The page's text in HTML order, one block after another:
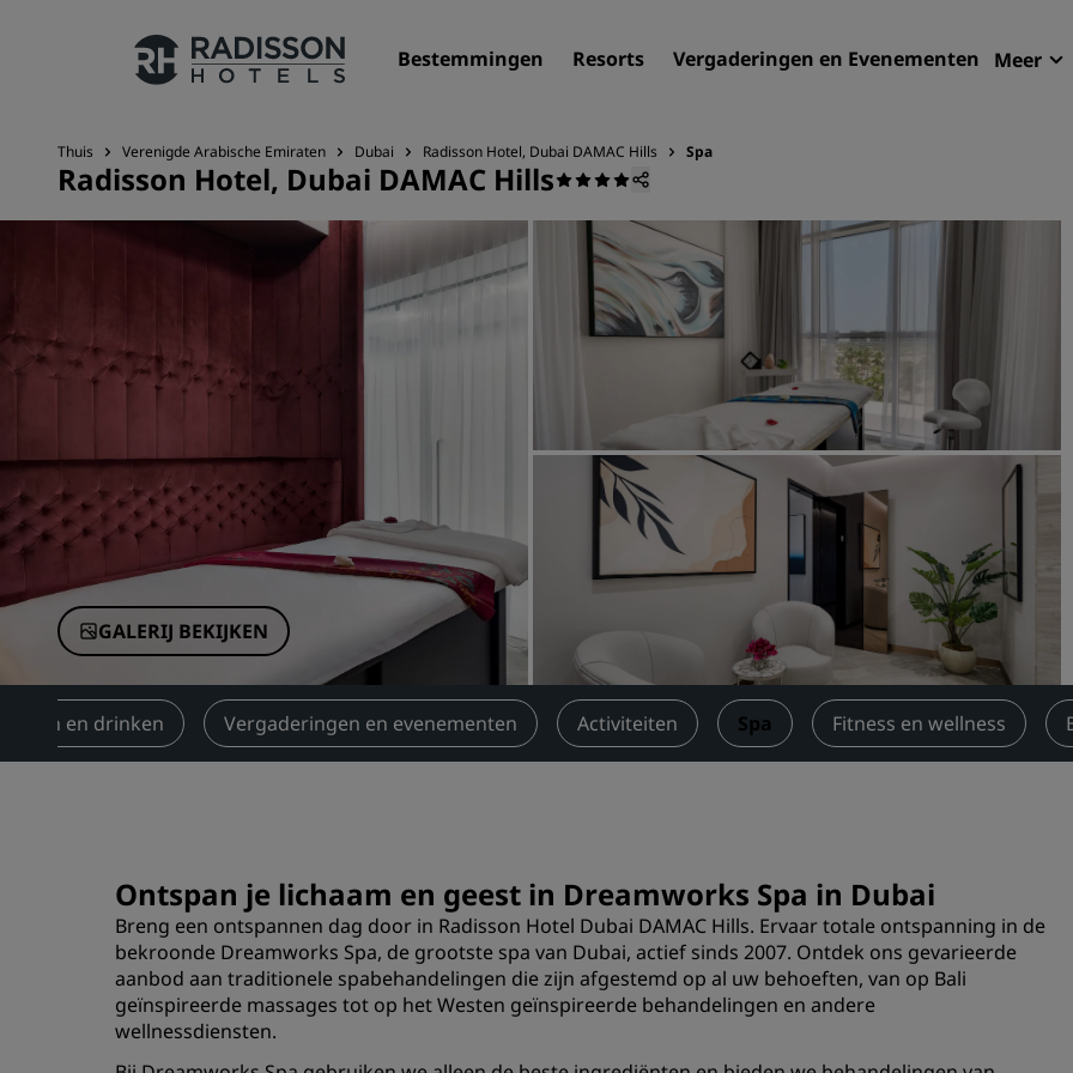
Bestemmingen Resorts Vergaderingen en Evenementen Meer
Onze merken
Radisson Hotels Brands
Gelieerde merken in China
Bestemmingen
Luchthavenhotels
Nieuwe toekomstige hotels
Vergaderingen en
Ontdek Radisson Meetings
Boek een vergaderruimte
Een offerte aanvragen
Evenementbestemmingen
Branche-oplossingen
Vluchten zoeken
Zoek een restaurant
Digitale services
Radisson Hotels-app
Thuis Verenigde Arabische Emiraten Dubai Radisson Hotel, Dubai DAMAC Hills Spa
Radisson Hotel, Dubai DAMAC Hills
GALERIJ BEKIJKEN
Eten en drinken Vergaderingen en evenementen Activiteiten Spa Fitness en wellness
Ontspan je lichaam en geest in Dreamworks Spa in Dubai
Breng een ontspannen dag door in Radisson Hotel Dubai DAMAC Hills. Ervaar totale ontspanning in de
bekroonde Dreamworks Spa, de grootste spa van Dubai, actief sinds 2007. Ontdek ons gevarieerde
aanbod aan traditionele spabehandelingen die zijn afgestemd op al uw behoeften, van op Bali
geïnspireerde massages tot op het Westen geïnspireerde behandelingen en andere
wellnessdiensten.